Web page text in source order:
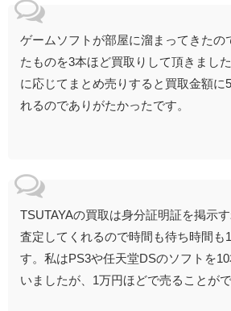
ゲームソフトが部屋に溜まってきたの
たものを3本ほど買取りして頂きまし
に応じてまとめ売りすると買取金額に
れるのでありがたかったです。
TSUTAYAの買取は身分証明証を掲示
査定してくれるので時間も待ち時間も
す。私はPS3や任天堂DSのソフトを
いましたが、1万円ほどで売ることがで